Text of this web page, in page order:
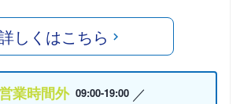
しくはこちら
業時間外 09:00-19:00